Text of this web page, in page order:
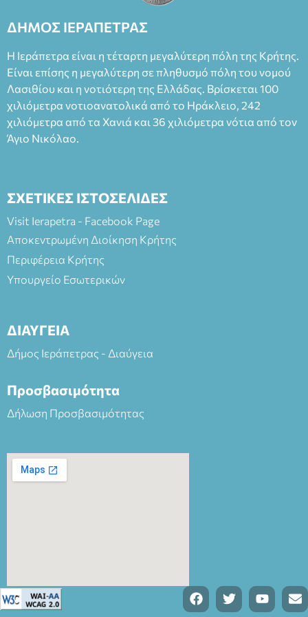
Καπουράνη, νικητή του βραβείου Δημήτρης Χορν 2022-
Φεδερίκο. Σκηνοθεσία: Βαγγέλης Θεοδωρόπουλος Είσοδος: :
άνω των 65 Προπώληση: Βιβλιοπωλείο Πάπυρος (Πλατεία
Πλαστήρα), E&G Mini market (Δημοκρατίας 39 Ιεράπετρα)
και στο more.com Χώρος: 3ο Γυμνάσιο Ιεράπετρας
(Είσοδος ΕΠΑ.Λ.) Έναρξη 21:15 Οργάνωση: ΚΝΩΣΟΣ
ΘΕΑΤΡΙΚΕΣ ΠΑΡΑΓΩΓΕΣ ΕΕ
ΔΗΜΟΣ ΙΕΡΑΠΕΤΡΑΣ
Η Ιεράπετρα είναι η τέταρτη μεγαλύτερη πόλη της Κρήτης.
Είναι επίσης η μεγαλύτερη σε πληθυσμό πόλη του νομού
Λασιθίου και η νοτιότερη της Ελλάδας. Βρίσκεται 100
χιλιόμετρα νοτιοανατολικά από το Ηράκλειο, 242
χιλιόμετρα από τα Χανιά και 36 χιλιόμετρα νότια από τον
Άγιο Νικόλαο.
ΣΧΕΤΙΚΕΣ ΙΣΤΟΣΕΛΙΔΕΣ
Visit Ierapetra - Facebook Page
Αποκεντρωμένη Διοίκηση Κρήτης
Περιφέρεια Κρήτης
Υπουργείο Εσωτερικών
ΔΙΑΥΓΕΙΑ
Δήμος Ιεράπετρας - Διαύγεια
Προσβασιμότητα
Δήλωση Προσβασιμότητας